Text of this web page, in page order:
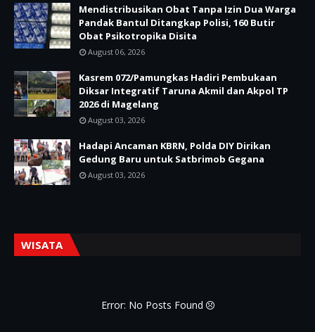
Mendistribusikan Obat Tanpa Izin Dua Warga
Pandak Bantul Ditangkap Polisi, 160 Butir
Obat Psikotropika Disita
August 06, 2026
Kasrem 072/Pamungkas Hadiri Pembukaan
Diksar Integratif Taruna Akmil dan Akpol TP
2026 di Magelang
August 03, 2026
Hadapi Ancaman KBRN, Polda DIY Dirikan
Gedung Baru untuk Satbrimob Gegana
August 03, 2026
WISATA
Error: No Posts Found